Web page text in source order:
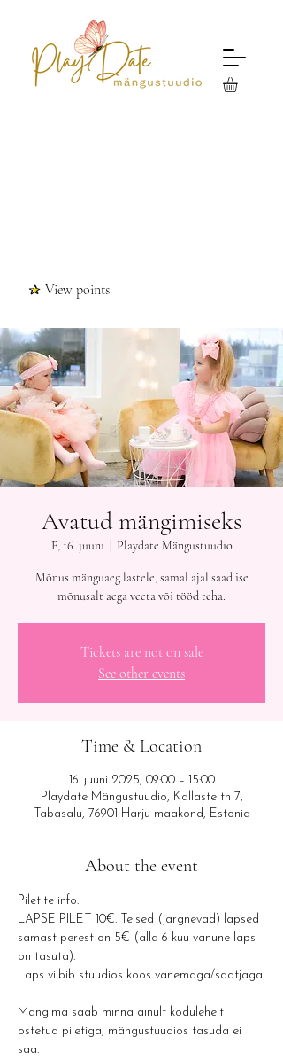
View points
Avatud mängimiseks
E, 16. juuni Playdate Mängustuudio
Mõnus mänguaeg lastele, samal ajal saad ise
mõnusalt aega veeta või tööd teha.
Tickets are not on sale
See other events
Time & Location
16. juuni 2025, 09:00 – 15:00
Playdate Mängustuudio, Kallaste tn 7,
Tabasalu, 76901 Harju maakond, Estonia
About the event
Piletite info:
LAPSE PILET 10€. Teised (järgnevad) lapsed
samast perest on 5€ (alla 6 kuu vanune laps
on tasuta).
Laps viibib stuudios koos vanemaga/saatjaga.
Mängima saab minna ainult kodulehelt
ostetud piletiga, mängustuudios tasuda ei
saa.